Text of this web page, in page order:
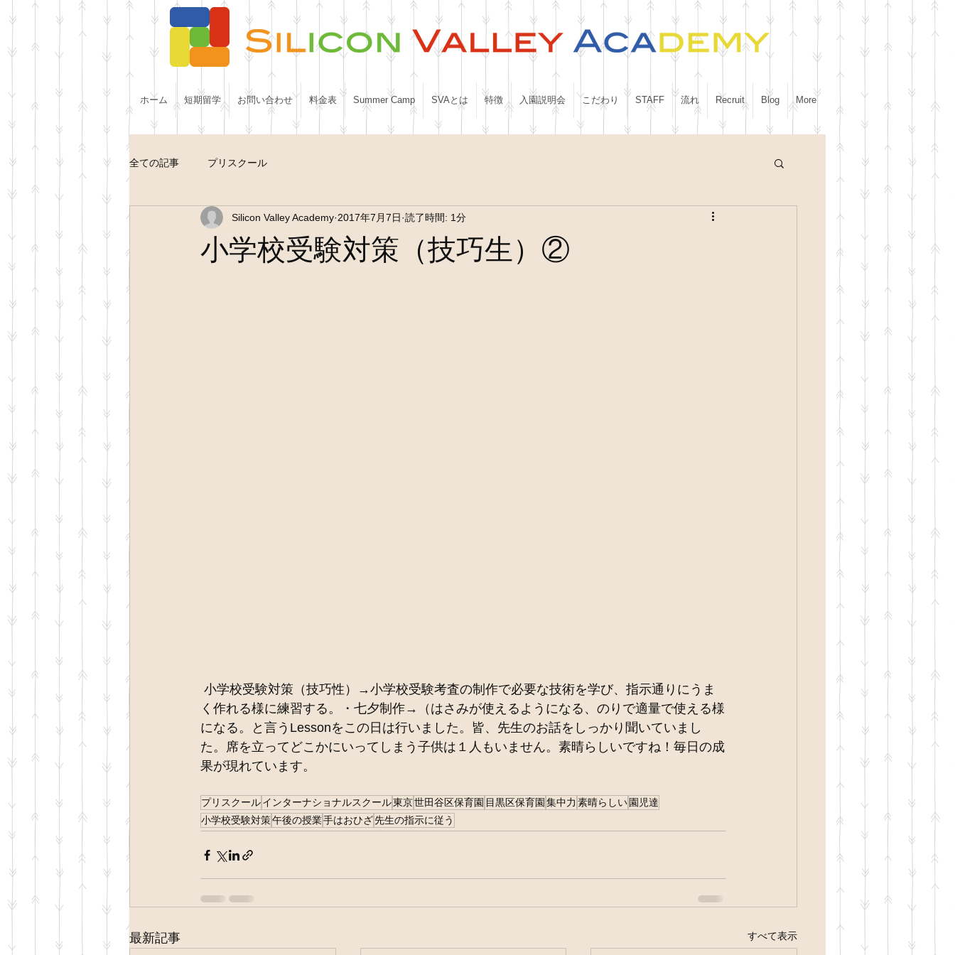
ホーム 短期留学 お問い合わせ 料金表 Summer Camp SVAとは 特徴 入園説明会 こだわり STAFF 流れ Recruit Blog More
全ての記事 プリスクール
小学校受験対策（技巧生）②
Silicon Valley Academy 2017年7月7日 読了時間: 1分
く作れる様に練習する。・七夕制作→（はさみが使えるようになる、のりで適量で使える様
になる。と言うLessonをこの日は行いました。皆、先生のお話をしっかり聞いていまし
た。席を立ってどこかにいってしまう子供は１人もいません。素晴らしいですね！毎日の成
果が現れています。
プリスクールインターナショナルスクール東京世田谷区保育園 目黒区保育園 集中力 素晴らしい 園児達
小学校受験対策午後の授業手はおひざ先生の指示に従う
最新記事 すべて表示